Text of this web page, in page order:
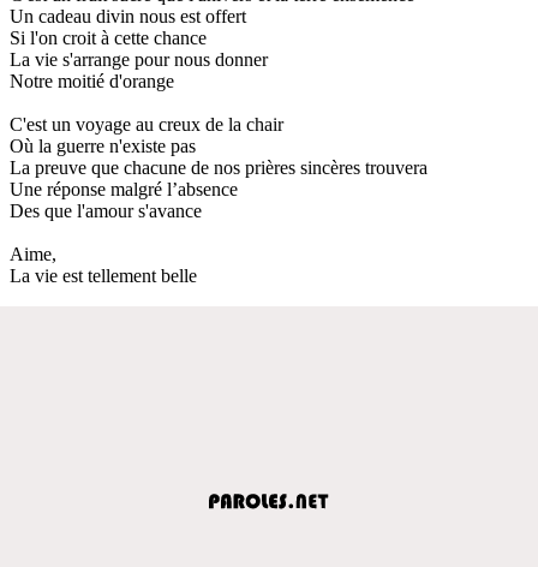
Un cadeau divin nous est offert
Si l'on croit à cette chance
La vie s'arrange pour nous donner
Notre moitié d'orange
C'est un voyage au creux de la chair
Où la guerre n'existe pas
La preuve que chacune de nos prières sincères trouvera
Une réponse malgré l’absence
Des que l'amour s'avance
Aime,
La vie est tellement belle